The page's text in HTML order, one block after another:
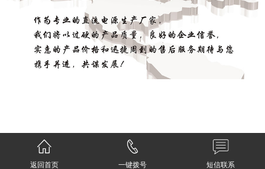
返回首页 一键拨号 短信联系